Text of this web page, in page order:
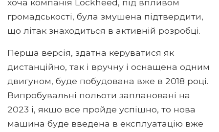
хоча компанія Lockheed, під впливом
громадськості, була змушена підтвердити,
що літак знаходиться в активній розробці.
Перша версія, здатна керуватися як
дистанційно, так і вручну і оснащена одним
двигуном, буде побудована вже в 2018 році.
Випробувальні польоти заплановані на
2023 і, якщо все пройде успішно, то нова
машина буде введена в експлуатацію вже